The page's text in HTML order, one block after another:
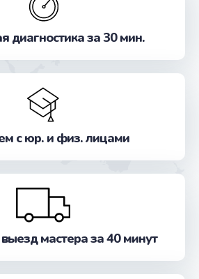
диагностика за 30 мин.
с юр. и физ. лицами
мастера за 40 минут